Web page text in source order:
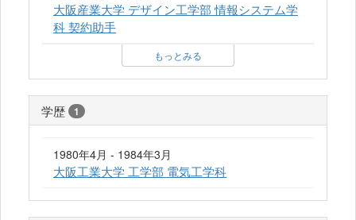
大阪産業大学 デザイン工学部 情報システム学
科 契約助手
もっとみる
学歴 1
1980年4月 - 1984年3月
大阪工業大学 工学部 電気工学科